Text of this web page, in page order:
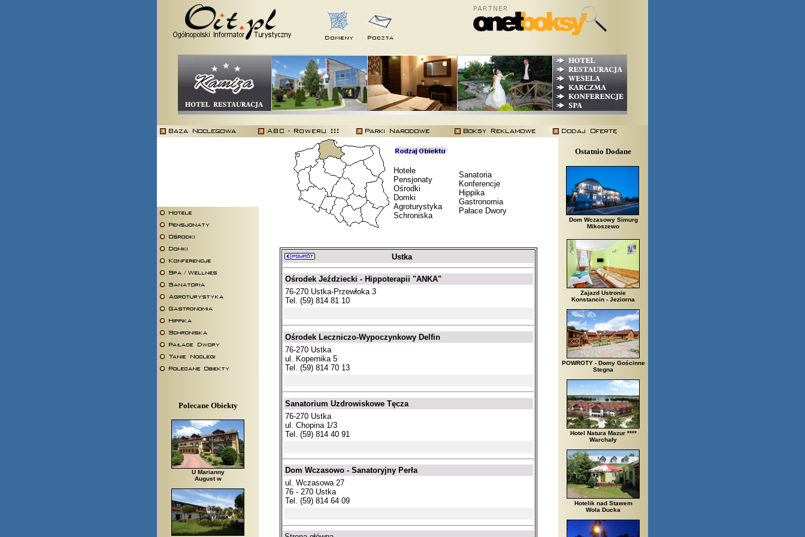
Polecane Obiekty
U Marianny
August w
Hotele
Pensjonaty
Ośrodki
Domki
Agroturystyka
Schroniska
Sanatoria
Konferencje
Hippika
Gastronomia
Pałace Dwory
Ustka
Ośrodek Jeździecki - Hippoterapii "ANKA"
76-270 Ustka-Przewłoka 3
Tel. (59) 814 81 10
Ośrodek Leczniczo-Wypoczynkowy Delfin
76-270 Ustka
ul. Kopernika 5
Tel. (59) 814 70 13
Sanatorium Uzdrowiskowe Tęcza
76-270 Ustka
ul. Chopina 1/3
Tel. (59) 814 40 91
Dom Wczasowo - Sanatoryjny Perła
ul. Wczasowa 27
76 - 270 Ustka
Tel. (59) 814 64 09
Ostatnio Dodane
Dom Wczasowy Simurg
Mikoszewo
Zajazd Ustronie
Konstancin - Jeziorna
POWROTY - Domy Gościnne
Stegna
Hotel Natura Mazur ****
Warchały
Hotelik nad Stawem
Wola Ducka